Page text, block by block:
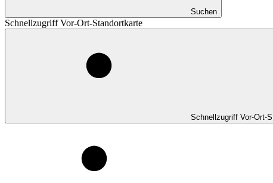
Suchen
Schnellzugriff Vor-Ort-Standortkarte
Schnellzugriff Vor-Ort-